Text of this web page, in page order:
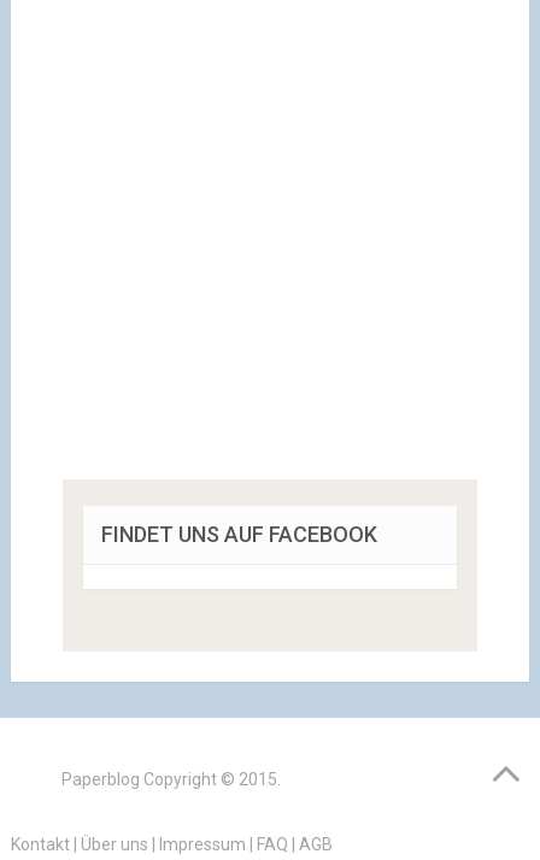
FINDET UNS AUF FACEBOOK
Paperblog Copyright © 2015.
Kontakt| Über uns Impressum FAQ AGB